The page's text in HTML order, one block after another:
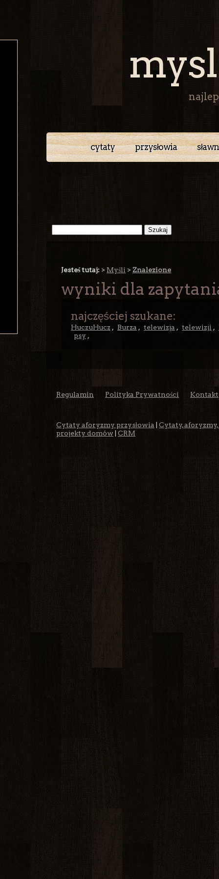
cytaty przysłowia
Jesteś tutaj: > Myśli > Znalezione
wyniki dla
najczęściej szukane:
HuczuHucz , Burza , telewizja , telewizji ,
psy ,
Regulamin Polityka Prywatności Kontakt
Cytaty aforyzmy przysłowia
Cytaty,
projekty domów
CRM